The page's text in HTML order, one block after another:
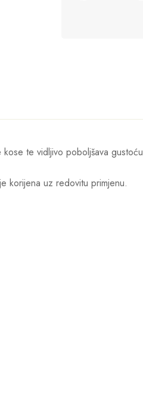
te vidljivo poboljšava
korijena uz redovitu primjenu.